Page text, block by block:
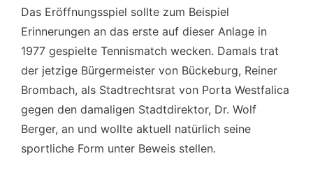
Das Eröffnungsspiel sollte zum Beispiel
Erinnerungen an das erste auf dieser Anlage in
1977 gespielte Tennismatch wecken. Damals trat
der jetzige Bürgermeister von Bückeburg, Reiner
Brombach, als Stadtrechtsrat von Porta Westfalica
gegen den damaligen Stadtdirektor, Dr. Wolf
Berger, an und wollte aktuell natürlich seine
sportliche Form unter Beweis stellen.